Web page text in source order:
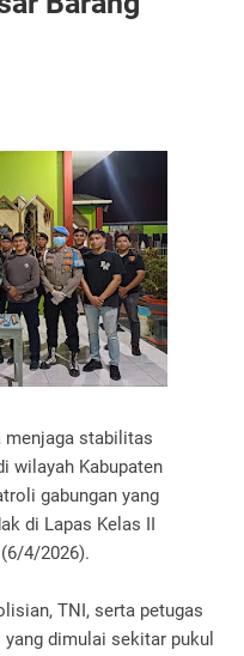
menjaga stabilitas
wilayah Kabupaten
gabungan yang
di Lapas Kelas II
4/2026).
TNI, serta petugas
dimulai sekitar pukul